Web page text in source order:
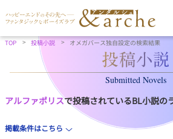
TOP 投稿小説 オメガバース独自設定の検索結果
Submitted Novels
アルファポリスで投稿されているBL小説の
掲載条件はこちら